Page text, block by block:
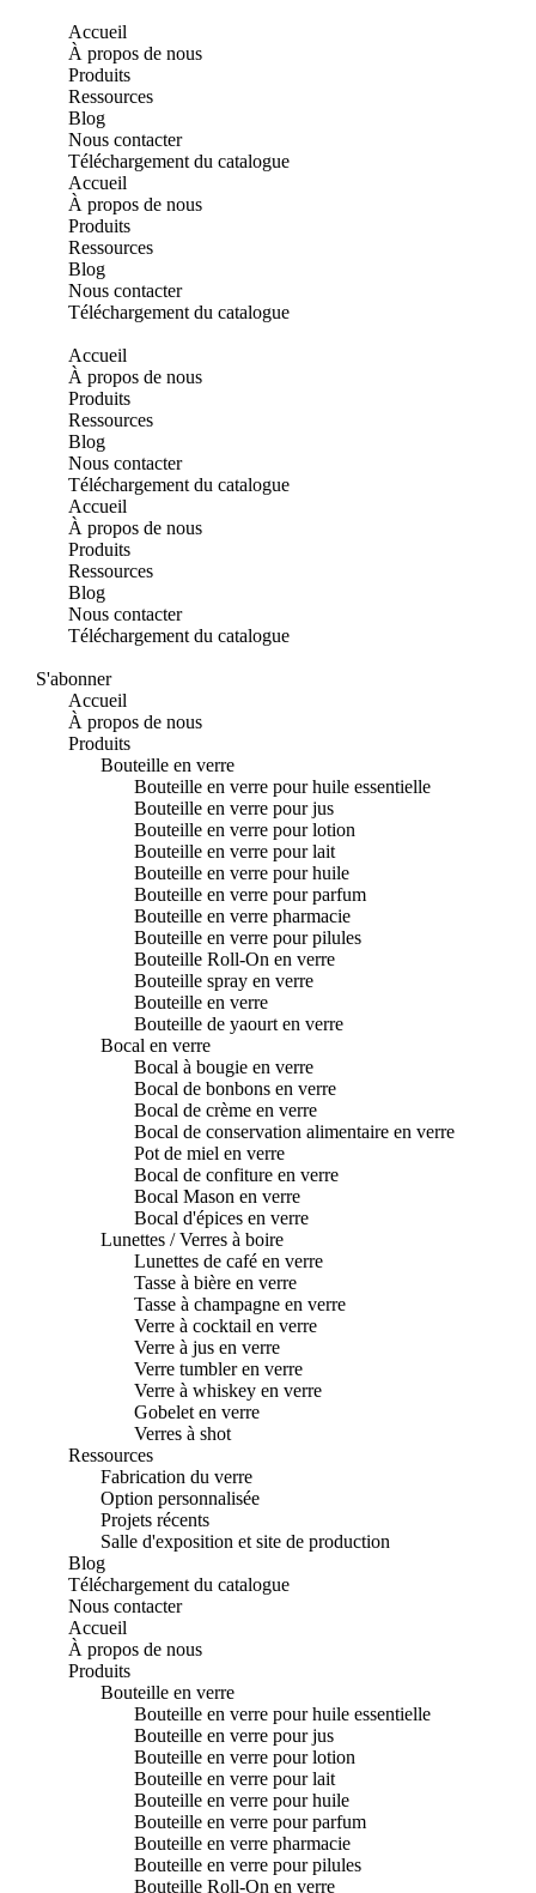
Accueil
À propos de nous
Produits
Ressources
Blog
Nous contacter
Téléchargement du catalogue
Accueil
À propos de nous
Produits
Ressources
Blog
Nous contacter
Téléchargement du catalogue
Accueil
À propos de nous
Produits
Ressources
Blog
Nous contacter
Téléchargement du catalogue
Accueil
À propos de nous
Produits
Ressources
Blog
Nous contacter
Téléchargement du catalogue
S'abonner
Accueil
À propos de nous
Produits
Bouteille en verre
Bouteille en verre pour huile essentielle
Bouteille en verre pour jus
Bouteille en verre pour lotion
Bouteille en verre pour lait
Bouteille en verre pour huile
Bouteille en verre pour parfum
Bouteille en verre pharmacie
Bouteille en verre pour pilules
Bouteille Roll-On en verre
Bouteille spray en verre
Bouteille en verre
Bouteille de yaourt en verre
Bocal en verre
Bocal à bougie en verre
Bocal de bonbons en verre
Bocal de crème en verre
Bocal de conservation alimentaire en verre
Pot de miel en verre
Bocal de confiture en verre
Bocal Mason en verre
Bocal d'épices en verre
Lunettes / Verres à boire
Lunettes de café en verre
Tasse à bière en verre
Tasse à champagne en verre
Verre à cocktail en verre
Verre à jus en verre
Verre tumbler en verre
Verre à whiskey en verre
Gobelet en verre
Verres à shot
Ressources
Fabrication du verre
Option personnalisée
Projets récents
Salle d'exposition et site de production
Blog
Téléchargement du catalogue
Nous contacter
Accueil
À propos de nous
Produits
Bouteille en verre
Bouteille en verre pour huile essentielle
Bouteille en verre pour jus
Bouteille en verre pour lotion
Bouteille en verre pour lait
Bouteille en verre pour huile
Bouteille en verre pour parfum
Bouteille en verre pharmacie
Bouteille en verre pour pilules
Bouteille Roll-On en verre